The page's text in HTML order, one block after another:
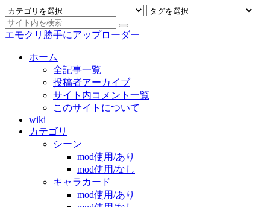
エモクリ勝手にアップローダー
ホーム
全記事一覧
投稿者アーカイブ
サイト内コメント一覧
このサイトについて
wiki
カテゴリ
シーン
mod使用/あり
mod使用/なし
キャラカード
mod使用/あり